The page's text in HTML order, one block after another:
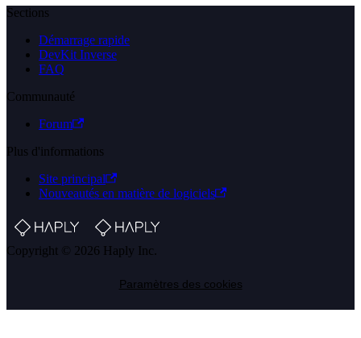
Sections
Démarrage rapide
DevKit Inverse
FAQ
Communauté
Forum
Plus d'informations
Site principal
Nouveautés en matière de logiciels
Copyright © 2026 Haply Inc.
Paramètres des cookies